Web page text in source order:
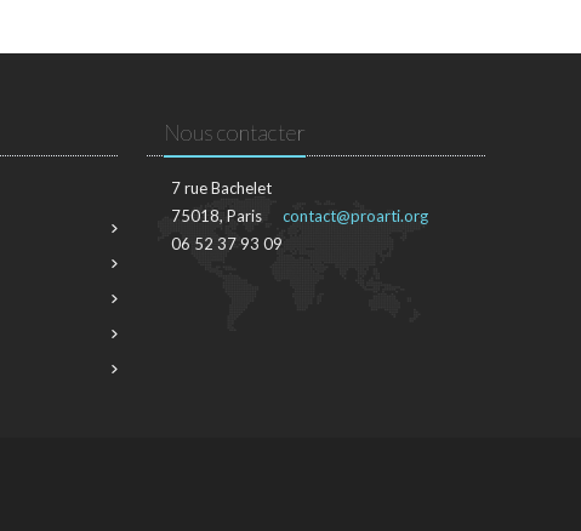
Nous contacter
7 rue Bachelet
75018, Paris
06 52 37 93 09
contact@proarti.org